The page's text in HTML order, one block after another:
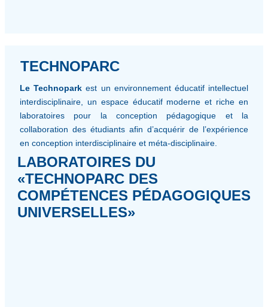
TECHNOPARC
Le Technopark est un environnement éducatif intellectuel
interdisciplinaire, un espace éducatif moderne et riche en
laboratoires pour la conception pédagogique et la
collaboration des étudiants afin d’acquérir de l’expérience
en conception interdisciplinaire et méta-disciplinaire.
LABORATOIRES DU
«TECHNOPARC DES
COMPÉTENCES PÉDAGOGIQUES
UNIVERSELLES»